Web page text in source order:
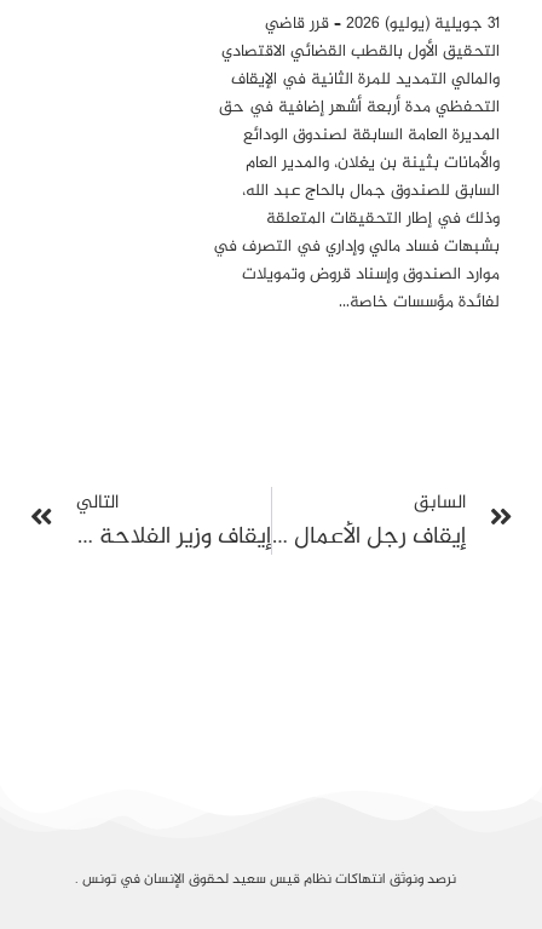
31 جويلية (يوليو) 2026 – قرر قاضي
التحقيق الأول بالقطب القضائي الاقتصادي
والمالي التمديد للمرة الثانية في الإيقاف
التحفظي مدة أربعة أشهر إضافية في حق
المديرة العامة السابقة لصندوق الودائع
والأمانات بثينة بن يغلان، والمدير العام
السابق للصندوق جمال بالحاج عبد الله،
وذلك في إطار التحقيقات المتعلقة
بشبهات فساد مالي وإداري في التصرف في
موارد الصندوق وإسناد قروض وتمويلات
لفائدة مؤسسات خاصة…
السابق
إيقاف رجل الأعمال ورئيس النادي الرياضي الصفاقسي عبد العزيز المخلوفي
التالي
إيقاف وزير الفلاحة الأسبق سمير بالطيب على خلفية قضية هنشير الشعّال
نرصد ونوثق انتهاكات نظام قيس سعيد لحقوق الإنسان في تونس .